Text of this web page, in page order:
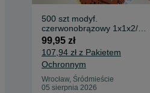
500 szt modyf.
czerwonobrązowy 1x1x2/3 z
bocznymi studami, LEGO
32952
99,95 zł
107,94 zł z Pakietem
Ochronnym
Wrocław, Śródmieście
05 sierpnia 2026